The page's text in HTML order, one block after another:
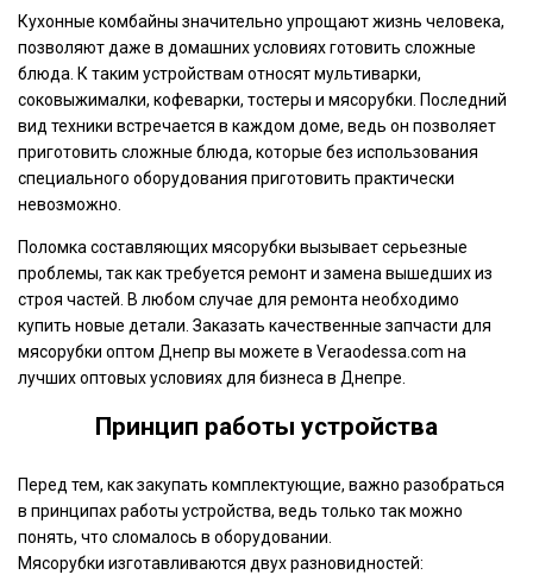
Кухонные комбайны значительно упрощают жизнь человека,
позволяют даже в домашних условиях готовить сложные
блюда. К таким устройствам относят мультиварки,
соковыжималки, кофеварки, тостеры и мясорубки. Последний
вид техники встречается в каждом доме, ведь он позволяет
приготовить сложные блюда, которые без использования
специального оборудования приготовить практически
невозможно.
Поломка составляющих мясорубки вызывает серьезные
проблемы, так как требуется ремонт и замена вышедших из
строя частей. В любом случае для ремонта необходимо
купить новые детали. Заказать качественные запчасти для
мясорубки оптом Днепр вы можете в Veraodessa.com на
лучших оптовых условиях для бизнеса в Днепре.
Принцип работы устройства
Перед тем, как закупать комплектующие, важно разобраться
в принципах работы устройства, ведь только так можно
понять, что сломалось в оборудовании.
Мясорубки изготавливаются двух разновидностей: